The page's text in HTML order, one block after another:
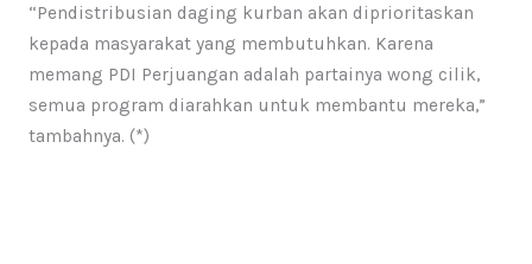
“Pendistribusian daging kurban akan diprioritaskan
kepada masyarakat yang membutuhkan. Karena
memang PDI Perjuangan adalah partainya wong cilik,
semua program diarahkan untuk membantu mereka,”
tambahnya. (*)